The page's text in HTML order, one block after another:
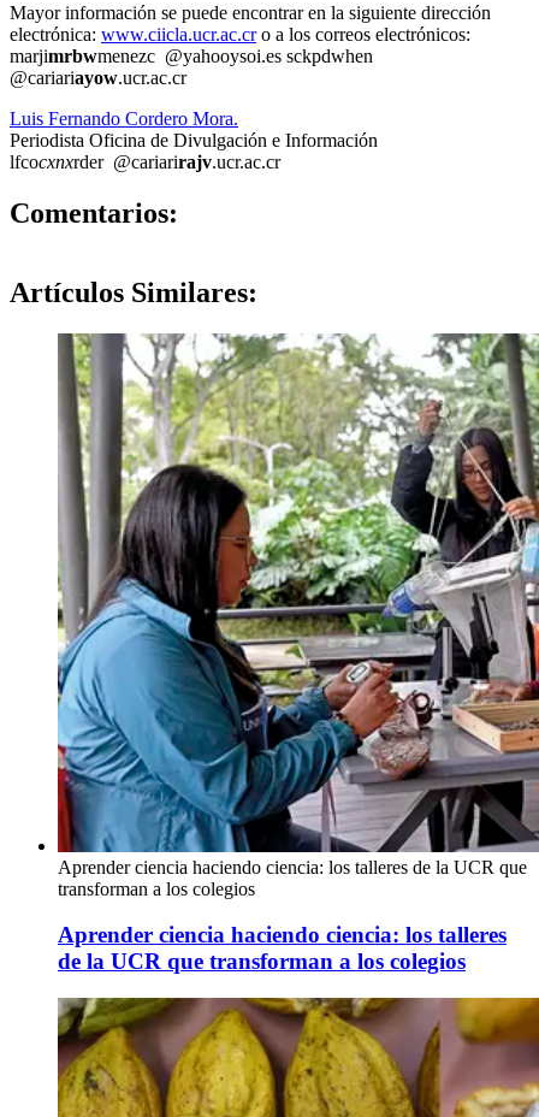
Mayor información se puede encontrar en la siguiente dirección
electrónica: www.ciicla.ucr.ac.cro a los correos electrónicos:
marjimrbwmenezc @yahooysoi.es sckpdwhen
@cariariayow.ucr.ac.cr
Luis Fernando Cordero Mora.
Periodista Oficina de Divulgación e Información
lfcocxnxrder @cariarirajv.ucr.ac.cr
Comentarios:
Artículos Similares:
Aprender ciencia haciendo ciencia: los talleres de la UCR que
transforman a los colegios
Aprender ciencia haciendo ciencia: los talleres
de la UCR que transforman a los colegios